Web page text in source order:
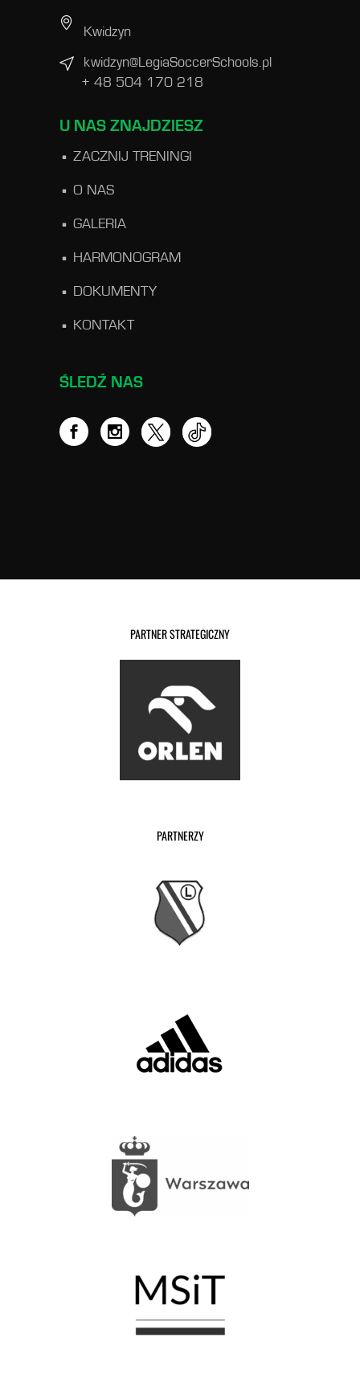
Kwidzyn
kwidzyn@LegiaSoccerSchools.pl
+ 48 504 170 218
U NAS ZNAJDZIESZ
ZACZNIJ TRENINGI
O NAS
GALERIA
HARMONOGRAM
DOKUMENTY
KONTAKT
ŚLEDŹ NAS
PARTNER STRATEGICZNY
PARTNERZY